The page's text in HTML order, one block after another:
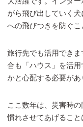
がら飛び出していく
への飛びつきを防ぐこ
旅行先でも活用でき
合も「ハウス」を活
かと心配する必要があ
ここ数年は、災害時
慣れさせてあげること